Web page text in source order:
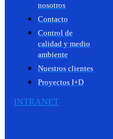
nosotros
Contacto
Control de
calidad y medio
ambiente
Nuestros clientes
Proyectos I+D
INTRANET